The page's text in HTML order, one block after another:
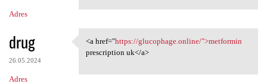
Adres
drug
26.05.2024
Adres
<a href="https://glucophage
<a href="https://glucophage.online/">metformin
prescription uk</a>